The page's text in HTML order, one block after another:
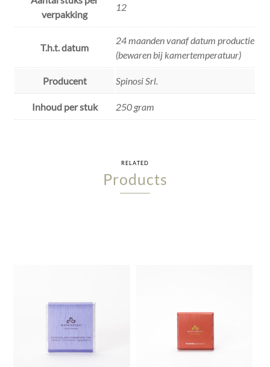
verpakking
12
T.h.t. datum
24 maanden vanaf datum productie
(bewaren bij kamertemperatuur)
Producent Spinosi Srl.
Inhoud per stuk 250 gram
RELATED
Products